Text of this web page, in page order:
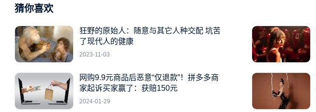
猜你喜欢
狂野的原始人：随意与其它人种交配 坑苦
了现代人的健康
2023-11-03
网购9.9元商品后恶意“仅退款”！拼多多商
家起诉买家赢了：获赔150元
2024-01-29